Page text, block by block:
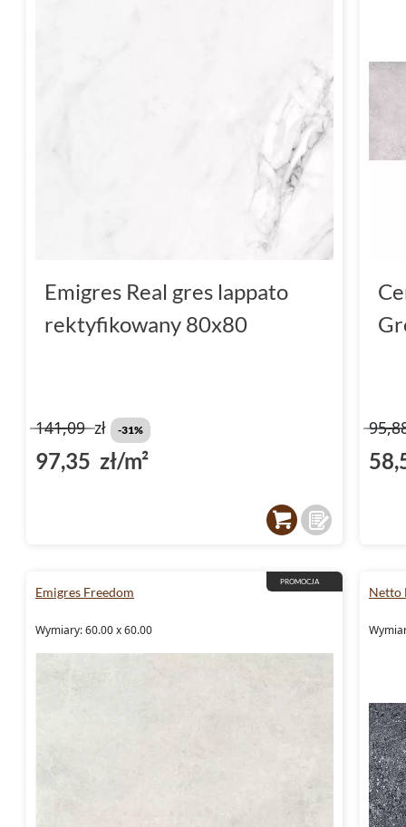
Emigres Real gres lappato
rektyfikowany 80x80
141,09zł -31%
97,35 zł/m²
PROMOCJA
Emigres Freedom
Wymiary: 60.00 x 60.00
Netto